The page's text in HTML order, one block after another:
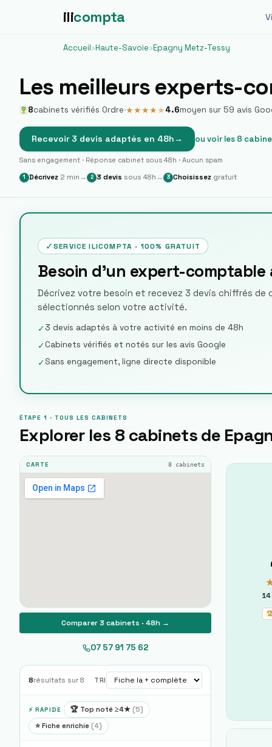
ilicompta
Accueil›Haute-Savoie›Epagny Metz-Tessy
Les meilleurs experts-
8cabinets vérifiés Ordre·★★★★★4.6moyen sur 59 avis
Recevoir 3 devis adaptés en 48h→ ou voir les 8
Sans engagement · Réponse cabinet sous 48h · Aucun spam
1 Décrivez 2 min → 2 3 devis sous 48h → 3 Choisissez gratuit
✓ SERVICE ILICOMPTA · 100% GRATUIT
Besoin d'un expert-comptable
Décrivez votre besoin et recevez 3 devis chiffrés de
sélectionnés selon votre activité.
✓3 devis adaptés à votre activité en moins de 48h
✓Cabinets vérifiés et notés sur les avis Google
✓Sans engagement, ligne directe disponible
ÉTAPE 1 · TOUS LES CABINETS
Explorer les 8 cabinets de
CARTE 8 cabinets
Comparer 3 cabinets · 48h →
07 57 91 75 62
8résultats sur 8 TRI
⚡ RAPIDE 🏆 Top noté ≥4★ (5)
⭐ Fiche enrichie (4)
14